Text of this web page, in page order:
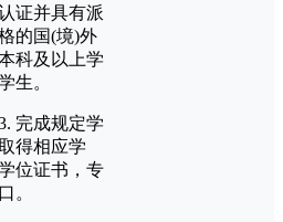
证并具有派
的国(境)外
科及以上学
生。
成规定学
得相应学
位证书，专
。